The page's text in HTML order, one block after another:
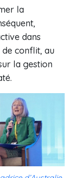
la
dans
conflit, au
la gestion